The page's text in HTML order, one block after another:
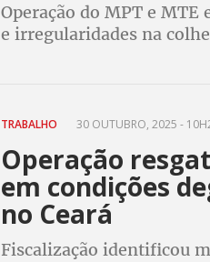
Operação do MPT e
e irregularidades na
TRABALHO 30 OUTUBRO, 2025 -
Operação
em condições
no Ceará
Fiscalização identificou